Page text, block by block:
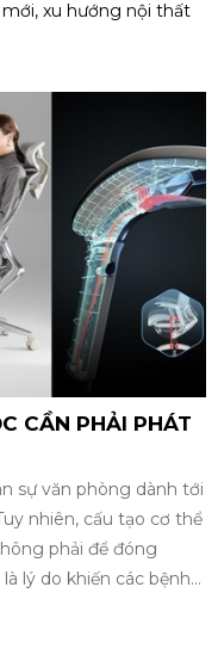
xu hướng nội thất
LÀM VIỆC
làm việc không chỉ là
ngày. Mà còn là yếu
hiệu suất và sự phát
làm việc chuyên
làm việc của nhân
đẩy sự hợp tác giữa